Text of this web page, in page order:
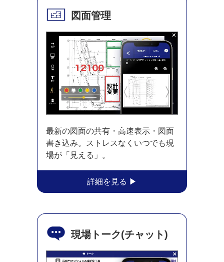
図面管理
最新の図面の共有・高速表示・図面
書き込み。ストレスなくいつでも現
場が「見える」。
現場トーク(チャット)